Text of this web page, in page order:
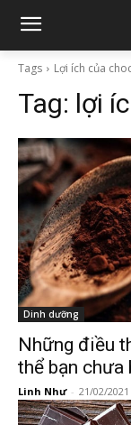
Tags Lợi ích của
Tag: lợi
Dinh dưỡng
Những điều
thể bạn chưa
Linh Như - 21/02/2021